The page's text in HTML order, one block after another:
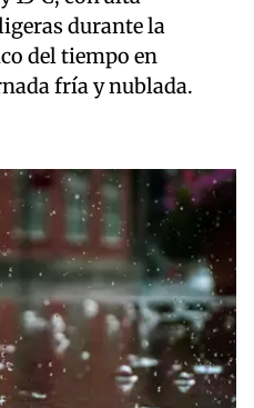
durante la
del tiempo en
fría y nublada.